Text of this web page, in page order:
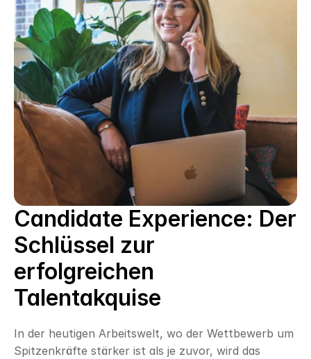
Candidate Experience: Der
Schlüssel zur
erfolgreichen
Talentakquise
In der heutigen Arbeitswelt, wo der Wettbewerb um
Spitzenkräfte stärker ist als je zuvor, wird das